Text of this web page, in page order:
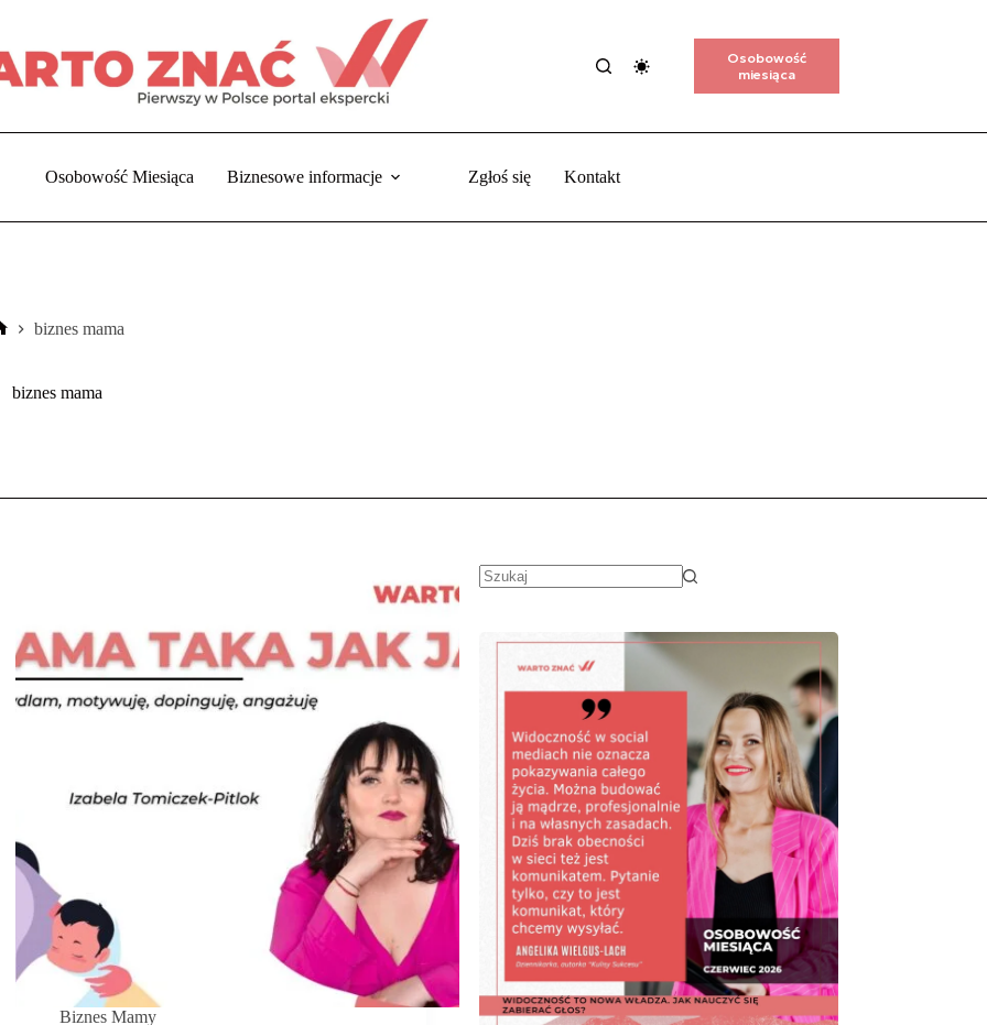
Osobowość
miesiąca
Osobowość Miesiąca Biznesowe informacje Zgłoś się Kontakt
biznes mama
biznes mama
Biznes Mamy